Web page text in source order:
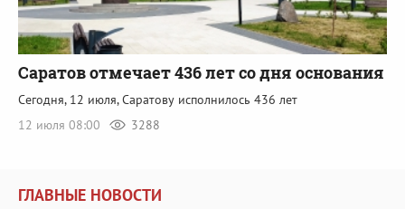
Саратов отмечает 436 лет со дня основания
Сегодня, 12 июля, Саратову исполнилось 436 лет
12 июля 08:00
3288
ГЛАВНЫЕ НОВОСТИ